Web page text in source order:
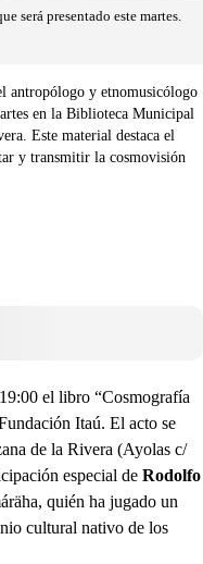
será presentado este martes.
antropólogo y etnomusicólogo
en la Biblioteca Municipal
Este material destaca el
y transmitir la cosmovisión
el libro “Cosmografía
Itaú. El acto se
de la Rivera (Ayolas c/
especial de Rodolfo
quién ha jugado un
cultural nativo de los